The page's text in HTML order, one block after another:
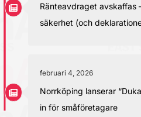
Ränteavdraget avskaffas
säkerhet (och
februari 4, 2026
Norrköping lanserar
in för småföretagare